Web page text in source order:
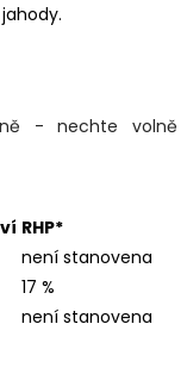
- nechte volně
RHP*
není stanovena
17 %
není stanovena